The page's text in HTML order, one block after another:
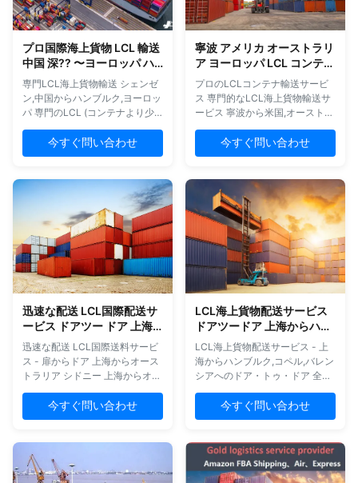
の専門チームに連絡してくださ
い. 私たちの 総合 的 な 輸送 サ
クアップ,LCL/FCL,統合,関税申
告と清算,文書,トラック輸送,ド
ロップ輸送 7日間...
性とコスト効率のために,船路の
最適化 制御された配達時間 独自
オンライン対応とサポート プロ
フェッショナルなパッケージン
グソリューション 標準的な輸出
用紙箱,パレット...
プロ国際海上貨物 LCL 輸送
中国 深?? 〜ヨーロッパ ハ
ンブルグ
専門LCL海上貨物輸送 シェンゼ
ン,中国からハンブルク,ヨーロッ
パ 専門のLCL (コンテナより少
で,中国シェンゼンと欧州のハン
ブルグを結ぶ.私たちの包括的な
コスト効率の良い輸送を保証し
ます. 私たちの 総合 的 な サービ
ス プロフェッショナルなパッケ
ージングソリューション 効率化
された作業プロセス 信頼される
キャリアネットワーク 競争力の
ある航海料金 よく 聞かれる 質
問 海外の倉庫は 倉庫サービスで
ロッパの両方で 倉庫サービスを
提供します. 保険料はいくら? 保
険料は,申告額の0.3%で提供さ
れ...
今すぐ問い合わせ
寧波 アメリカ オーストラリ
ア ヨーロッパ LCL コンテナ
輸送 プロ LCL 海上サービス
プロのLCLコンテナ輸送サービ
ス 専門的なLCL海上貨物輸送サ
ービス 寧波から米国,オーストラ
競争力のある料金と包括的な物
流ソリューション 主要なサービ
品を我々の倉庫や関税施設に統
合する 専門的な包装検査と再包
装サービス 輸出ライセンス,書
類,関税清算を完了する 日々の追
跡レポートと個別化された専門
サービス 派遣者/受領者の詳細を
隠すことによる商取引の機密性
の保護 24/7の顧客サポートと即
る料金で複数のルートオプショ
ン 低コストでプロの目的港の処
理 全面的な物流サービス 完全な
サプライチェーンソリュ...
今すぐ問い合わせ
迅速な配送 LCL国際配送サ
ービス ドアツー ドア 上海
シンガポール
迅速な配送 LCL国際送料サービ
ス - 扉からドア 上海からオース
トラリア シドニー 上海からオー
フェッショナル・ドア・トゥ・
ドア・エクスペディティングサ
サービスと能力 FBA輸送のため
のドア・トゥ・ドア航空および
今すぐ問い合わせ
LCL海上貨物配送サービス
ドアツードア 上海からハン
ブルグ コパー バレンシア
LCL海上貨物配送サービス - 上
海からハンブルク,コペル,バレン
シアへのドア・トゥ・ドア 全面
の為のドア・トゥ・ドア 航空・
海上貨物 米国からの輸入品の完
庫と統合サービス アマゾンの基
準に従ってFBAラベルの適用と
パレット化 貨物検査とプロフェ
今すぐ問い合わせ